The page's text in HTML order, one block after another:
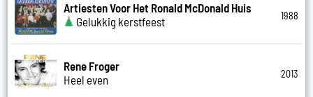
Artiesten Voor Het Ronald McDonald Huis
Gelukkig kerstfeest
1988
Rene Froger
Heel even
2013